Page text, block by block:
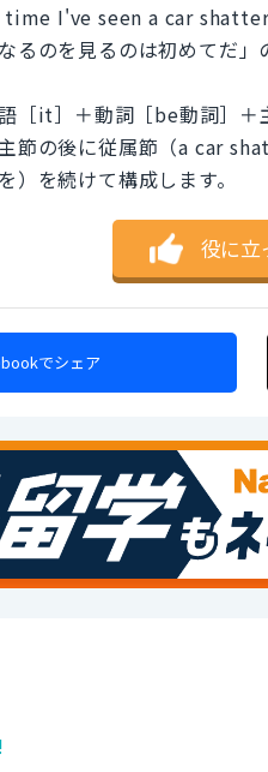
I've seen a car
るのを見るのは初めてだ」
［it］＋動詞［be動詞］
節の後に従属節（a car
）を続けて構成します。
役に立
でシェア